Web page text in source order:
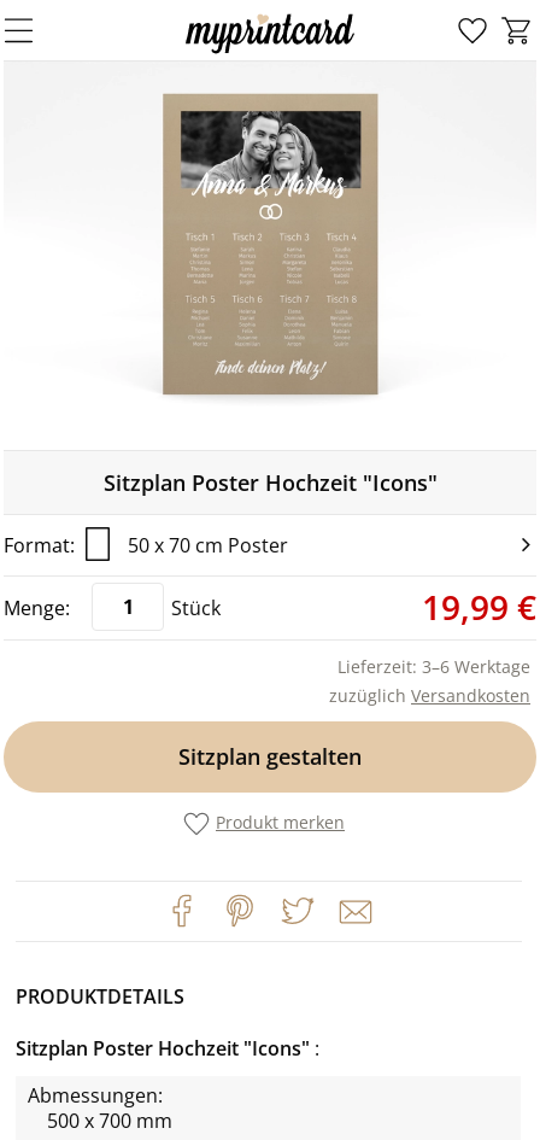
Sitzplan Poster Hochzeit "Icons"
50 x 70 cm Poster
Stück 19,99 €
Lieferzeit: 3–6 Werktage
zuzüglich Versandkosten
Sitzplan gestalten
Produkt merken
PRODUKTDETAILS
Sitzplan Poster Hochzeit "Icons"
Abmessungen:
500 x 700 mm